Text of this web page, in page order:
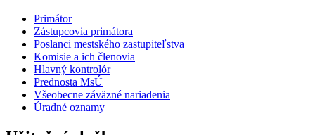
Primátor
Zástupcovia primátora
Poslanci mestského zastupiteľstva
Komisie a ich členovia
Hlavný kontrolór
Prednosta MsÚ
Všeobecne záväzné nariadenia
Úradné oznamy